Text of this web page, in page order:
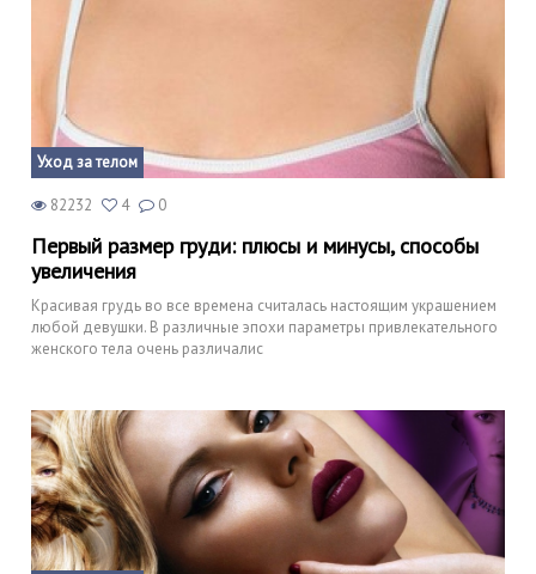
Уход за телом
82232 4 0
Первый размер груди: плюсы и минусы, способы
увеличения
Красивая грудь во все времена считалась настоящим украшением
любой девушки. В различные эпохи параметры привлекательного
женского тела очень различалис